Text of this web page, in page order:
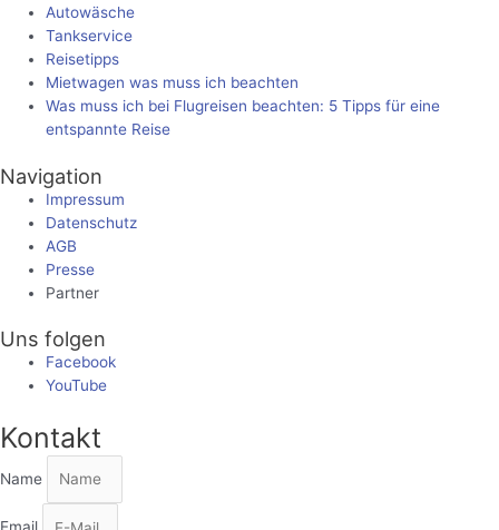
Autowäsche
Tankservice
Reisetipps
Mietwagen was muss ich beachten
Was muss ich bei Flugreisen beachten: 5 Tipps für eine
entspannte Reise
Navigation
Impressum
Datenschutz
AGB
Presse
Partner
Uns folgen
Facebook
YouTube
Kontakt
Name